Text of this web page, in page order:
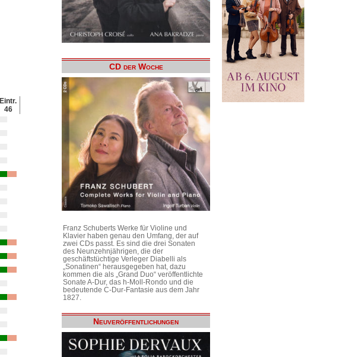
Eintr.
46
CD der Woche
Franz Schuberts Werke für Violine und
Klavier haben genau den Umfang, der auf
zwei CDs passt. Es sind die drei Sonaten
des Neunzehnjährigen, die der
geschäftstüchtige Verleger Diabelli als
„Sonatinen“ herausgegeben hat, dazu
kommen die als „Grand Duo“ veröffentlichte
Sonate A-Dur, das h-Moll-Rondo und die
bedeutende C-Dur-Fantasie aus dem Jahr
1827.
Neuveröffentlichungen